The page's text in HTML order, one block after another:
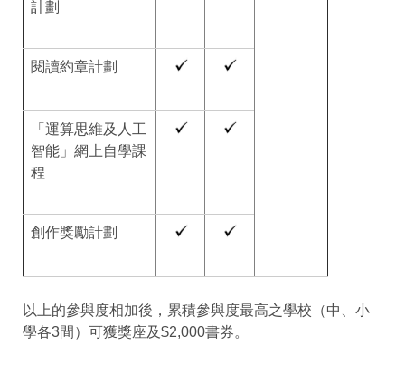
計劃
閱讀約章計劃
「運算思維及人工
智能」網上自學課
程
創作獎勵計劃
以上的參與度相加後，累積參與度最高之學校（中、小
學各3間）可獲獎座及$2,000書券。